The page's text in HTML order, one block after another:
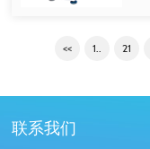
<< 1.. 21
联系我们